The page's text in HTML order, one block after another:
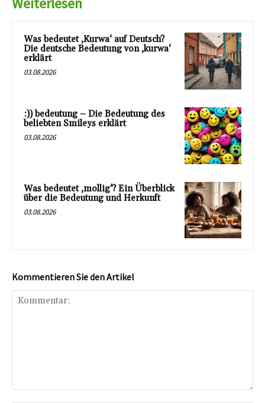
Was bedeutet ‚Kurwa‘ auf Deutsch?
Die deutsche Bedeutung von ‚kurwa‘
erklärt
03.08.2026
:)) bedeutung – Die Bedeutung des
beliebten Smileys erklärt
03.08.2026
Was bedeutet ‚mollig‘? Ein Überblick
über die Bedeutung und Herkunft
03.08.2026
Kommentieren Sie den Artikel